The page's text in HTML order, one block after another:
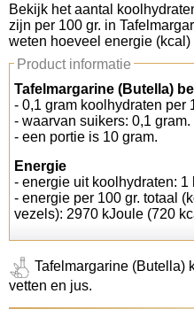
Koolhydraten tellen
Links
Bekijk het aantal
zijn per 100 gr. in
weten hoeveel energie
Product informatie
Tafelmargarine (Butella)
- 0,1 gram koolhydraten per
- waarvan suikers: 0,1 gram.
- een portie is 10 gram.
Energie
- energie uit koolhydraten: 1
- energie per 100 gr. totaal
vezels): 2970 kJoule (720
Tafelmargarine (Butella)
vetten en jus.